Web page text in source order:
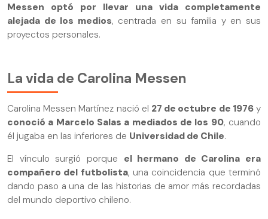
Messen optó por llevar una vida completamente
alejada de los medios, centrada en su familia y en sus
proyectos personales.
La vida de Carolina Messen
Carolina Messen Martínez nació el 27 de octubre de 1976y
conoció a Marcelo Salas a mediados de los 90, cuando
él jugaba en las inferiores de Universidad de Chile.
El vínculo surgió porque el hermano de Carolina era
compañero del futbolista, una coincidencia que terminó
dando paso a una de las historias de amor más recordadas
del mundo deportivo chileno.